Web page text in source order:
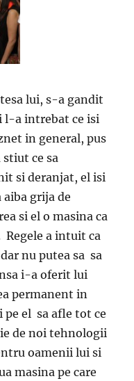
lui, s-a gandit
l-a intrebat ce isi
in general, pus
ce sa
si deranjat, el isi
aiba grija de
si el o masina ca
Regele a intuit ca
nu putea sa sa
i-a oferit lui
permanent in
pe el sa afle tot ce
de noi tehnologii
oamenii lui si
masina pe care